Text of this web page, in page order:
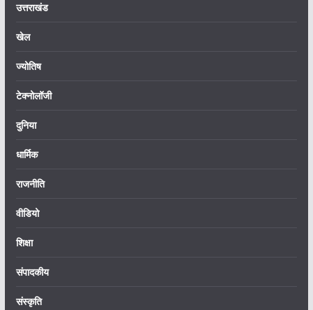
उत्तराखंड
खेल
ज्योतिष
टेक्नोलॉजी
दुनिया
धार्मिक
राजनीति
वीडियो
शिक्षा
संपादकीय
संस्कृति